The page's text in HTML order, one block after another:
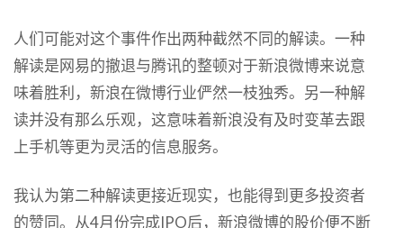
人们可能对这个事件作出两种截然不同的解读。一种
解读是网易的撤退与腾讯的整顿对于新浪微博来说意
味着胜利，新浪在微博行业俨然一枝独秀。另一种解
读并没有那么乐观，这意味着新浪没有及时变革去跟
上手机等更为灵活的信息服务。
我认为第二种解读更接近现实，也能得到更多投资者
的赞同。从4月份完成IPO后，新浪微博的股价便不断